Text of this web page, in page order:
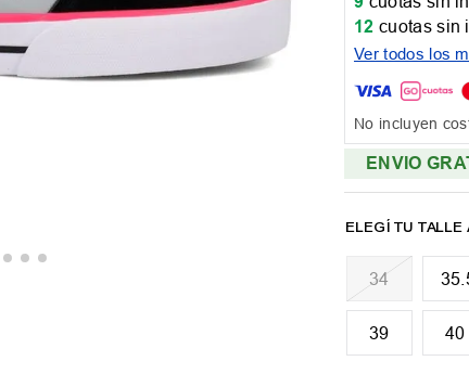
12 cuotas sin
Ver todos los
No incluyen
ENVIO
34
39 40